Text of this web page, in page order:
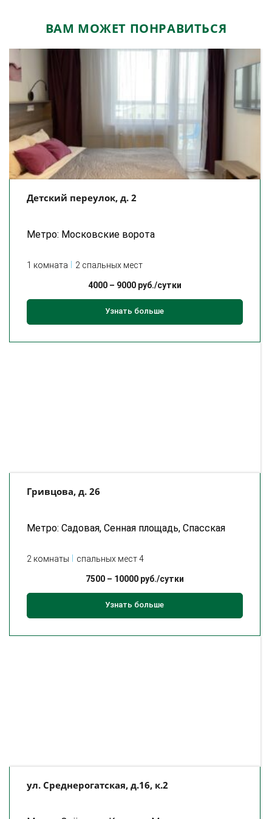
ВАМ МОЖЕТ ПОНРАВИТЬСЯ
Детский переулок, д. 2
Метро: Московские ворота
1 комната 2 спальных мест
4000– 9000руб./сутки
Узнать больше
Гривцова, д. 26
Метро: Садовая, Сенная площадь, Спасская
2 комнаты спальных мест 4
7500– 10000руб./сутки
Узнать больше
ул. Среднерогатская, д.16, к.2